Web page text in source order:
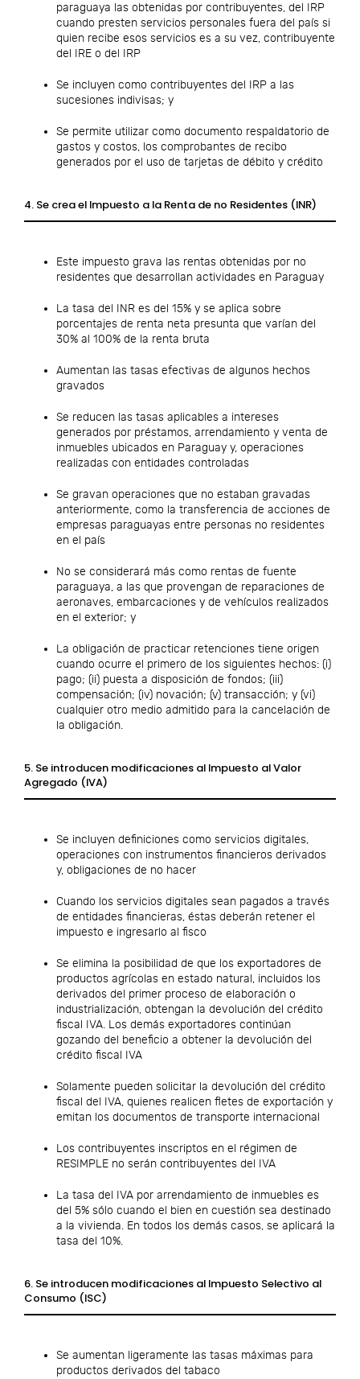
paraguaya las obtenidas por contribuyentes, del IRP
cuando presten servicios personales fuera del país si
quien recibe esos servicios es a su vez, contribuyente
del IRE o del IRP
Se incluyen como contribuyentes del IRP a las
sucesiones indivisas; y
Se permite utilizar como documento respaldatorio de
gastos y costos, los comprobantes de recibo
generados por el uso de tarjetas de débito y crédito
4. Se crea el Impuesto a la Renta de no Residentes (INR)
Este impuesto grava las rentas obtenidas por no
residentes que desarrollan actividades en Paraguay
La tasa del INR es del 15% y se aplica sobre
porcentajes de renta neta presunta que varían del
30% al 100% de la renta bruta
Aumentan las tasas efectivas de algunos hechos
gravados
Se reducen las tasas aplicables a intereses
generados por préstamos, arrendamiento y venta de
inmuebles ubicados en Paraguay y, operaciones
realizadas con entidades controladas
Se gravan operaciones que no estaban gravadas
anteriormente, como la transferencia de acciones de
empresas paraguayas entre personas no residentes
en el país
No se considerará más como rentas de fuente
paraguaya, a las que provengan de reparaciones de
aeronaves, embarcaciones y de vehículos realizados
en el exterior; y
La obligación de practicar retenciones tiene origen
cuando ocurre el primero de los siguientes hechos: (i)
pago; (ii) puesta a disposición de fondos; (iii)
compensación; (iv) novación; (v) transacción; y (vi)
cualquier otro medio admitido para la cancelación de
la obligación.
5. Se introducen modificaciones al Impuesto al Valor
Agregado (IVA)
Se incluyen definiciones como servicios digitales,
operaciones con instrumentos financieros derivados
y, obligaciones de no hacer
Cuando los servicios digitales sean pagados a través
de entidades financieras, éstas deberán retener el
impuesto e ingresarlo al fisco
Se elimina la posibilidad de que los exportadores de
productos agrícolas en estado natural, incluidos los
derivados del primer proceso de elaboración o
industrialización, obtengan la devolución del crédito
fiscal IVA. Los demás exportadores continúan
gozando del beneficio a obtener la devolución del
crédito fiscal IVA
Solamente pueden solicitar la devolución del crédito
fiscal del IVA, quienes realicen fletes de exportación y
emitan los documentos de transporte internacional
Los contribuyentes inscriptos en el régimen de
RESIMPLE no serán contribuyentes del IVA
La tasa del IVA por arrendamiento de inmuebles es
del 5% sólo cuando el bien en cuestión sea destinado
a la vivienda. En todos los demás casos, se aplicará la
tasa del 10%.
6. Se introducen modificaciones al Impuesto Selectivo al
Consumo (ISC)
Se aumentan ligeramente las tasas máximas para
productos derivados del tabaco